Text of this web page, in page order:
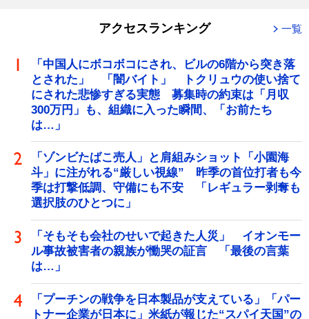
アクセスランキング 一覧
「中国人にボコボコにされ、ビルの6階から突き落
とされた」 「闇バイト」 トクリュウの使い捨て
にされた悲惨すぎる実態 募集時の約束は「月収
300万円」も、組織に入った瞬間、「お前たち
は…」
「ゾンビたばこ売人」と肩組みショット「小園海
斗」に注がれる“厳しい視線” 昨季の首位打者も今
季は打撃低調、守備にも不安 「レギュラー剥奪も
選択肢のひとつに」
「そもそも会社のせいで起きた人災」 イオンモー
ル事故被害者の親族が慟哭の証言 「最後の言葉
は…」
「プーチンの戦争を日本製品が支えている」「パー
トナー企業が日本に」米紙が報じた“スパイ天国”の